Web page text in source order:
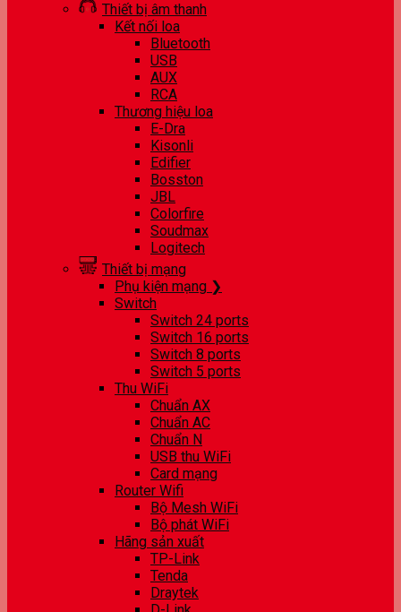
Thiết bị âm thanh
Kết nối loa
Bluetooth
USB
AUX
RCA
Thương hiệu loa
E-Dra
Kisonli
Edifier
Bosston
JBL
Colorfire
Soudmax
Logitech
Thiết bị mạng
Phụ kiện mạng ❯
Switch
Switch 24 ports
Switch 16 ports
Switch 8 ports
Switch 5 ports
Thu WiFi
Chuẩn AX
Chuẩn AC
Chuẩn N
USB thu WiFi
Card mạng
Router Wifi
Bộ Mesh WiFi
Bộ phát WiFi
Hãng sản xuất
TP-Link
Tenda
Draytek